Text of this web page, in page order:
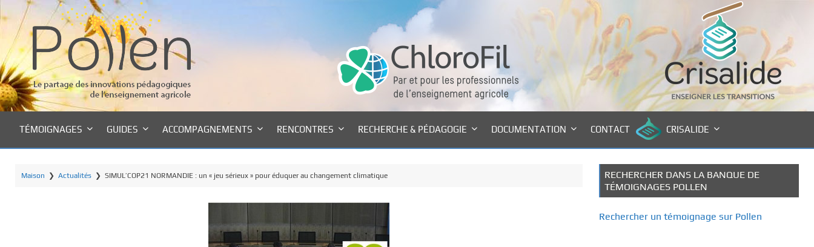
a
e
r
a
u
n
TÉMOIGNAGES GUIDES ACCOMPAGNEMENTS RENCONTRES RECHERCHE & PÉDAGOGIE DOCUMENTATION CONTACT CRISALIDE
Maison ❯ Actualités ❯ SIMUL’COP21 NORMANDIE : un « jeu sérieux » pour éduquer au changement climatique
RECHERCHER DANS LA BANQUE DE
TÉMOIGNAGES POLLEN
Rechercher un témoignage sur Pollen